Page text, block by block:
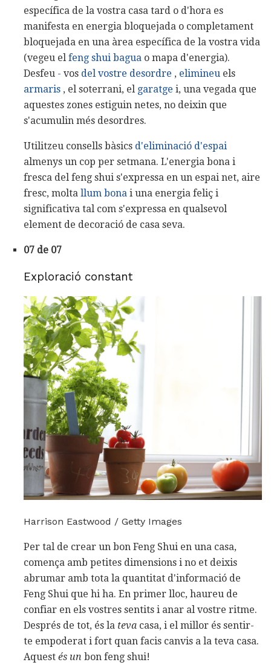
específica de la vostra casa tard o d'hora es
manifesta en energia bloquejada o completament
bloquejada en una àrea específica de la vostra vida
(vegeu el feng shui bagua o mapa d'energia).
Desfeu - vos del vostre desordre , elimineu els
armaris , el soterrani, el garatge i, una vegada que
aquestes zones estiguin netes, no deixin que
s'acumulin més desordres.
Utilitzeu consells bàsics d'eliminació d'espai
almenys un cop per setmana. L'energia bona i
fresca del feng shui s'expressa en un espai net, aire
fresc, molta llum bona i una energia feliç i
significativa tal com s'expressa en qualsevol
element de decoració de casa seva.
07 de 07
Exploració constant
Harrison Eastwood / Getty Images
Per tal de crear un bon Feng Shui en una casa,
comença amb petites dimensions i no et deixis
abrumar amb tota la quantitat d'informació de
Feng Shui que hi ha. En primer lloc, haureu de
confiar en els vostres sentits i anar al vostre ritme.
Després de tot, és la teva casa, i el millor és sentir-
te empoderat i fort quan facis canvis a la teva casa.
Aquest és un bon feng shui!